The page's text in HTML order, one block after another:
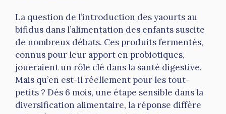
La question de l’introduction des yaourts au
bifidus dans l’alimentation des enfants suscite
de nombreux débats. Ces produits fermentés,
connus pour leur apport en probiotiques,
joueraient un rôle clé dans la santé digestive.
Mais qu’en est-il réellement pour les tout-
petits ? Dès 6 mois, une étape sensible dans la
diversification alimentaire, la réponse diffère